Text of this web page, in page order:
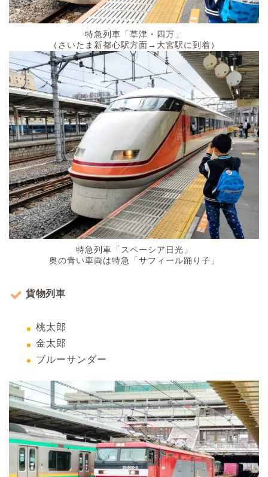
特急列車「草津・四万」
（さいたま新都心駅方面→大宮駅に到着）
特急列車「スペーシア日光」
奥の青い車両は特急「サフィール踊り子」
貨物列車
桃太郎
金太郎
ブルーサンダー